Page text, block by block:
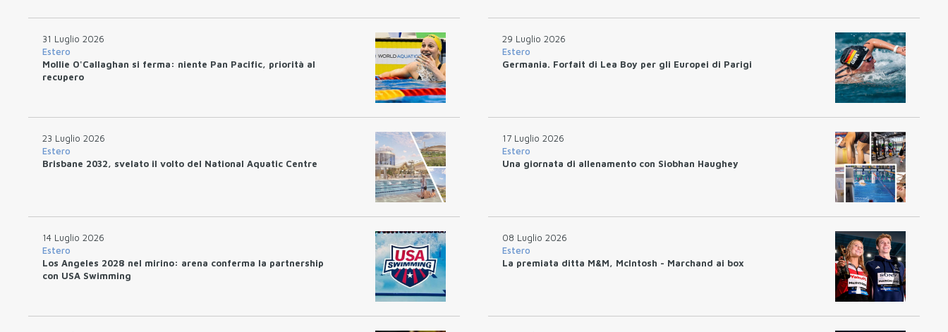
31 Luglio 2026
Estero
Mollie O'Callaghan si ferma: niente Pan Pacific, priorità al
recupero
29 Luglio 2026
Estero
Germania. Forfait di Lea Boy per gli Europei di Parigi
23 Luglio 2026
Estero
Brisbane 2032, svelato il volto del National Aquatic Centre
17 Luglio 2026
Estero
Una giornata di allenamento con Siobhan Haughey
14 Luglio 2026
Estero
Los Angeles 2028 nel mirino: arena conferma la partnership
con USA Swimming
08 Luglio 2026
Estero
La premiata ditta M&M, McIntosh - Marchand ai box